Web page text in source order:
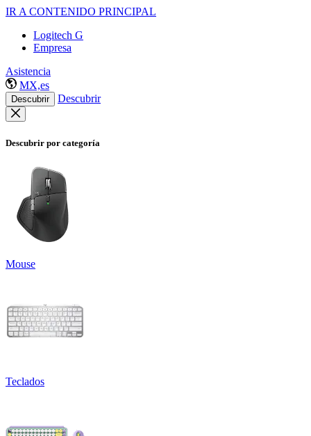
IR A CONTENIDO PRINCIPAL
Logitech G
Empresa
Asistencia
MX,es
Descubrir Descubrir
Descubrir por categoría
Mouse
Teclados